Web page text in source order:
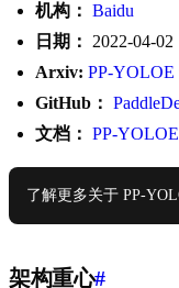
机构： Baidu
日期：
2022-04-02
Arxiv: PP-YOLOE
GitHub：
文档： PP-
了解更多关于 PP-
架构重心#